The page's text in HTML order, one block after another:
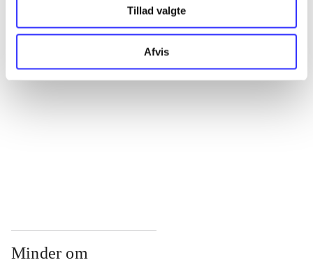
Tillad valgte
Afvis
Minder om